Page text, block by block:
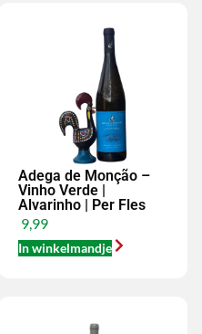
Adega de Monção –
Vinho Verde |
Alvarinho | Per Fles
9,99
In winkelmandje